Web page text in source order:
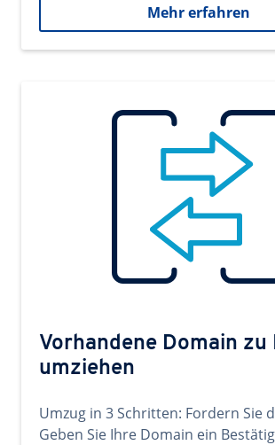
Mehr erfahren
Vorhandene Domain zu
umziehen
Umzug in 3 Schritten: Fordern Sie
Geben Sie Ihre Domain ein